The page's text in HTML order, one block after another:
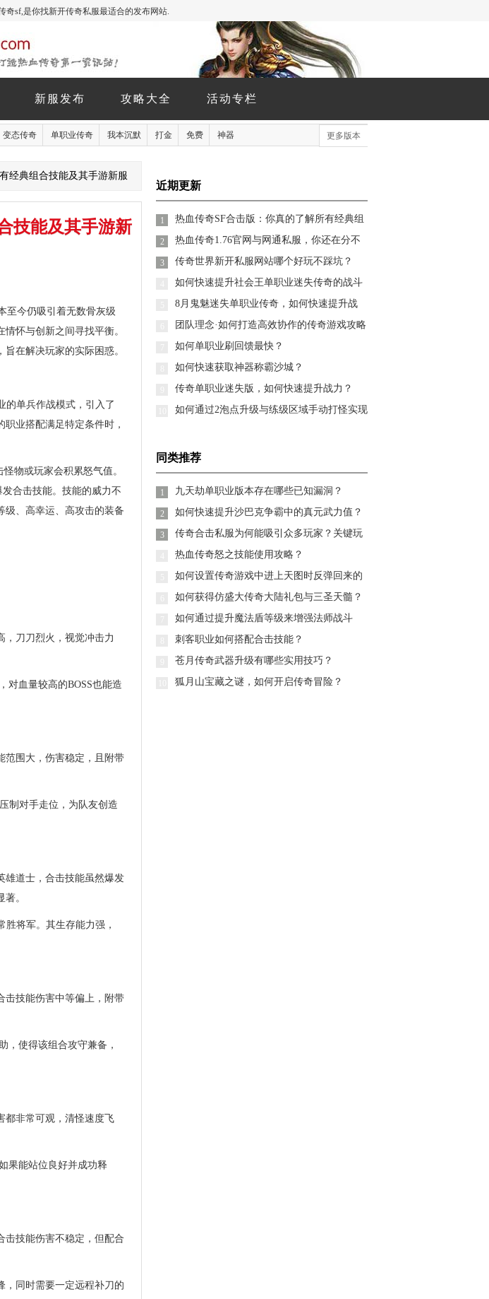
奇sf,是你找新开传奇私服最适合的发布网站.
新服发布 攻略大全 活动专栏
变态传奇 单职业传奇 我本沉默 打金 免费 神器 更多版本
经典组合技能及其手游新服
技能及其手游新
至今仍吸引着无数骨灰级
怀与创新之间寻找平衡。
在解决玩家的实际困惑。
的单兵作战模式，引入了
业搭配满足特定条件时，
物或玩家会积累怒气值。
合击技能。技能的威力不
级、高幸运、高攻击的装备
，刀刀烈火，视觉冲击力
对血量较高的BOSS也能造
范围大，伤害稳定，且附带
制对手走位，为队友创造
雄道士，合击技能虽然爆发
。
胜将军。其生存能力强，
击技能伤害中等偏上，附带
，使得该组合攻守兼备，
都非常可观，清怪速度飞
果能站位良好并成功释
击技能伤害不稳定，但配合
，同时需要一定远程补刀的
近期更新
1
热血传奇SF合击版：你真的了解所有经典组
合技能及其手游新服发布网吗？
2
热血传奇1.76官网与网通私服，你还在分不
清吗？
3 传奇世界新开私服网站哪个好玩不踩坑？
如何快速提升社会王单职业迷失传奇的战斗
力？
8月鬼魅迷失单职业传奇，如何快速提升战
力？
团队理念·如何打造高效协作的传奇游戏攻略
团队？
如何单职业刷回馈最快？
如何快速获取神器称霸沙城？
传奇单职业迷失版，如何快速提升战力？
如何通过2泡点升级与练级区域手动打怪实现
同类推荐
1 九天劫单职业版本存在哪些已知漏洞？
2 如何快速提升沙巴克争霸中的真元武力值？
3
传奇合击私服为何能吸引众多玩家？关键玩
法与策略解析
热血传奇怒之技能使用攻略？
如何设置传奇游戏中进上天图时反弹回来的
地图参数？
如何获得仿盛大传奇大陆礼包与三圣天髓？
极品剑甲打造攻略是什么？
如何通过提升魔法盾等级来增强法师战斗
力？
刺客职业如何搭配合击技能？
苍月传奇武器升级有哪些实用技巧？
狐月山宝藏之谜，如何开启传奇冒险？